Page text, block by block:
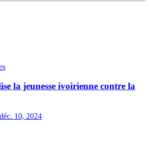
la jeunesse ivoirienne contre la
déc. 10, 2024